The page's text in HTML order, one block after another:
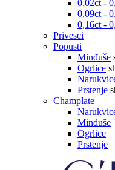
0,02ct -
0,09ct -
0,16ct -
Privesci
Popusti
Minđuše
Ogrlice
Prstenje
Champlate
Minđuše
Ogrlice
Prstenje